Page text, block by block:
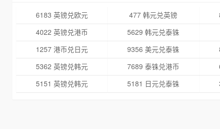
6183 英镑兑欧元 477 韩元兑英镑
4022 英镑兑港币
5629 韩元兑泰铢
1257 港币兑日元
9356 美元兑泰铢
5362 英镑兑韩元
7689 泰铢兑港币
5151 英镑兑韩元
5181 日元兑泰铢